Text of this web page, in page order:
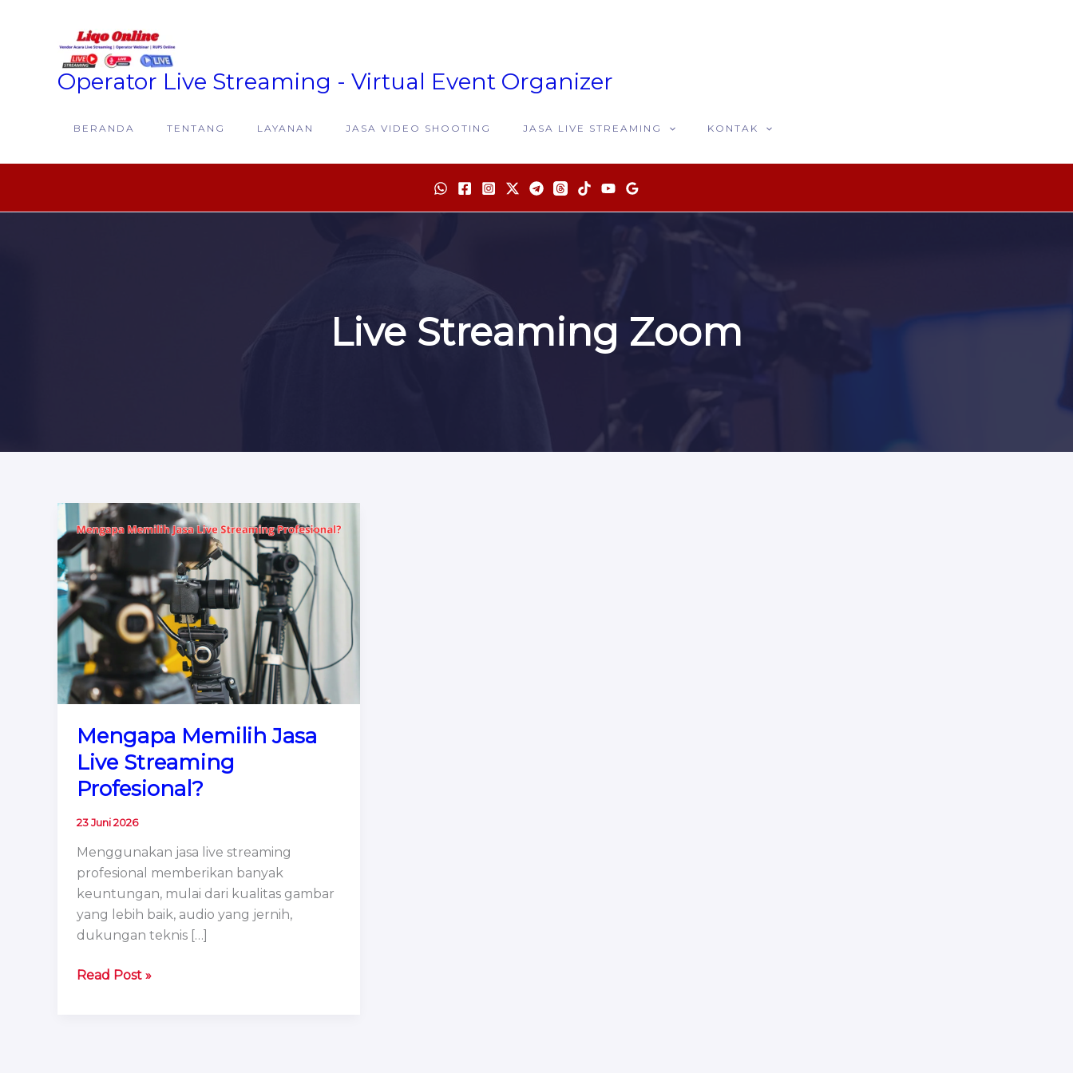
Operator Live Streaming - Virtual Event Organizer
BERANDA TENTANG LAYANAN JASA VIDEO SHOOTING JASA LIVE STREAMING KONTAK
Live Streaming Zoom
Mengapa Memilih Jasa
Live Streaming
Profesional?
23 Juni 2026
Menggunakan jasa live streaming
profesional memberikan banyak
keuntungan, mulai dari kualitas gambar
yang lebih baik, audio yang jernih,
dukungan teknis […]
Mengapa
Read Post »